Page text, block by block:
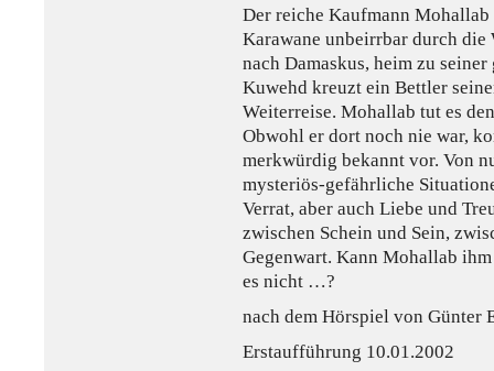
Der reiche Kaufmann
Karawane unbeirrbar durch
nach Damaskus, heim zu
Kuwehd kreuzt ein Bettler
Weiterreise. Mohallab tut es
Obwohl er dort noch nie war,
merkwürdig bekannt vor. Von
mysteriös-gefährliche
Verrat, aber auch Liebe und
zwischen Schein und Sein,
Gegenwart. Kann Mohallab
es nicht …?
nach dem Hörspiel von Günter
Erstaufführung 10.01.2002